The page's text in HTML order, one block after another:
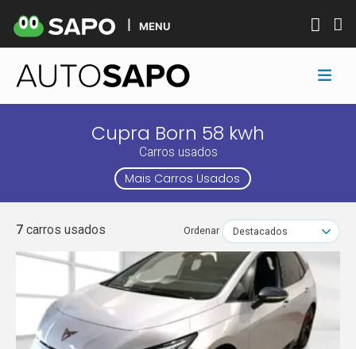
MENU
Cupra Born 58 kwh
Carros usados
Mais Carros Usados
7carros usados Ordenar Destacados